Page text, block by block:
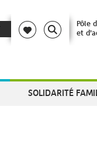
Pôle
et
SOLIDARITÉ